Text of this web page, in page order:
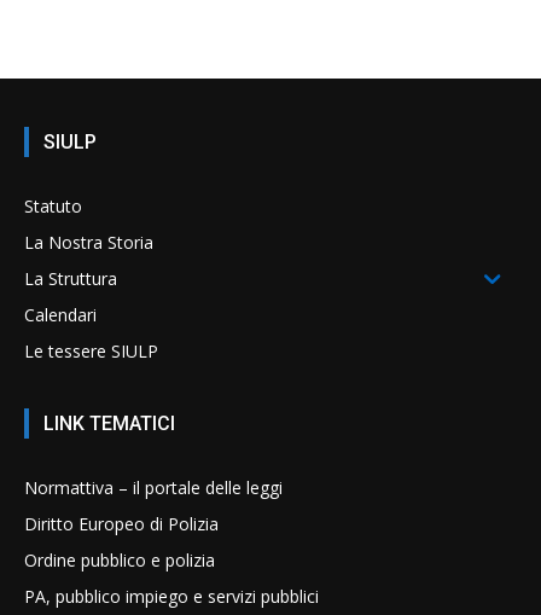
SIULP
Statuto
La Nostra Storia
La Struttura
Calendari
Le tessere SIULP
LINK TEMATICI
Normattiva – il portale delle leggi
Diritto Europeo di Polizia
Ordine pubblico e polizia
PA, pubblico impiego e servizi pubblici